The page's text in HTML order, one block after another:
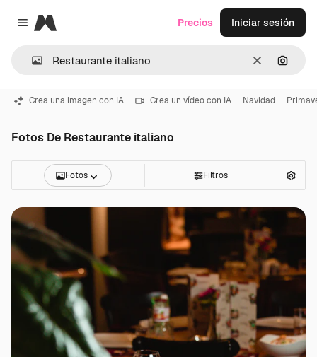
Close menu
Magnific
Borrar
Precios Iniciar sesión
Crea una imagen con IA Crea un vídeo con IA Navidad
Fotos De Restaurante italiano
Fotos Filtros